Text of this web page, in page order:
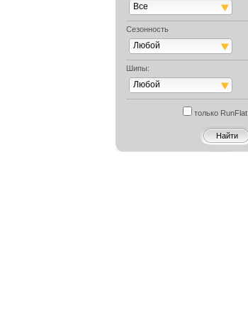
Все
Сезонность
Любой
Шипы:
Любой
только RunFlat